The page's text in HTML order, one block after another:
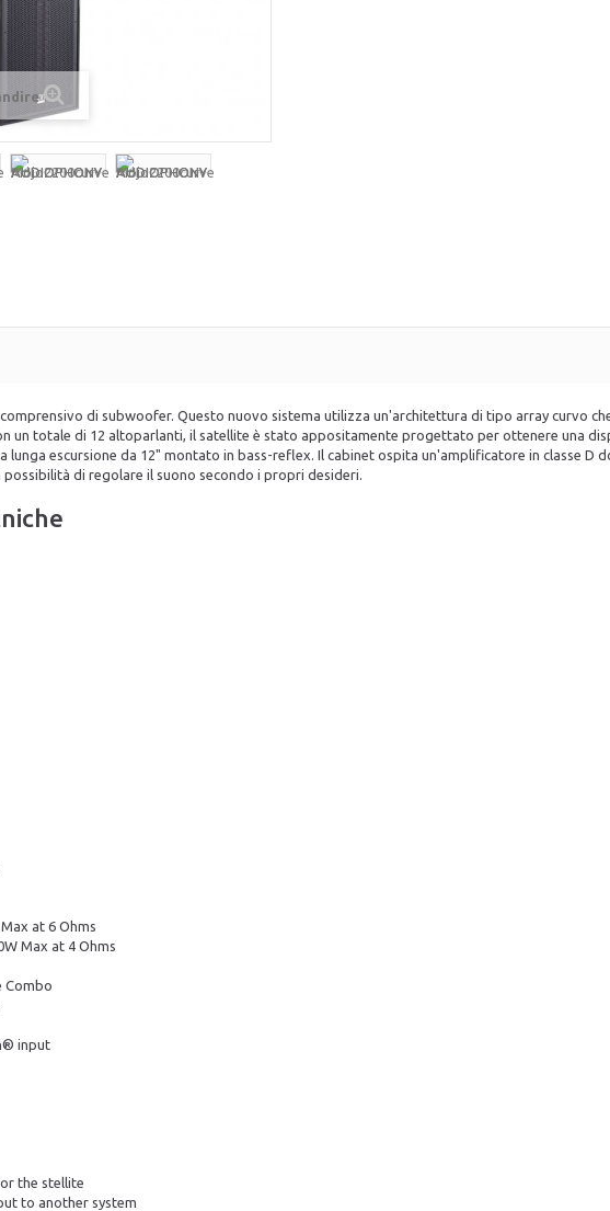
di subwoofer. Questo nuovo sistema utilizza un'architettura di tipo array curvo
un totale di 12 altoparlanti, il satellite è stato appositamente progettato per ottenere una
escursione da 12" montato in bass-reflex. Il cabinet ospita un'amplificatore in classe D
di regolare il suono secondo i propri desideri.
at 6 Ohms
Max at 4 Ohms
Combo
input
the stellite
to another system